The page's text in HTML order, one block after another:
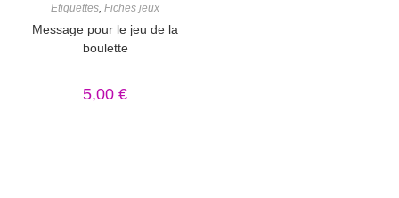
Etiquettes,Fiches jeux
Message pour le jeu de la
boulette
5,00€